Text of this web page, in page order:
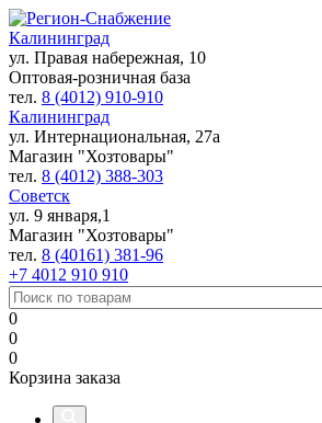
Калининград
ул. Правая набережная, 10
Оптовая-розничная база
тел. 8 (4012) 910-910
Калининград
ул. Интернациональная, 27а
Магазин "Хозтовары"
тел. 8 (4012) 388-303
Советск
ул. 9 января,1
Магазин "Хозтовары"
тел. 8 (40161) 381-96
+7 4012 910 910
0
0
0
Корзина заказа